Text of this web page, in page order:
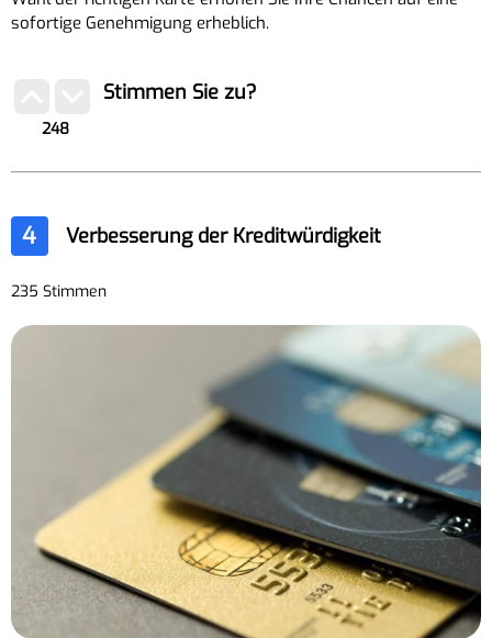
sofortige Genehmigung erheblich.
248
Stimmen Sie zu?
4 Verbesserung der Kreditwürdigkeit
235 Stimmen